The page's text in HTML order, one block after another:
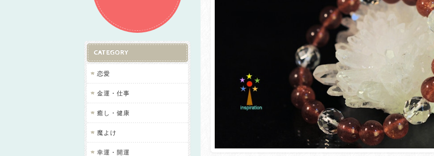
CATEGORY
恋愛
金運・仕事
癒し・健康
魔よけ
幸運・開運